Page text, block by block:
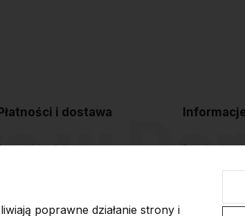
i dostawa
płatności
Regulamin
Polityka
poprawne działanie strony i